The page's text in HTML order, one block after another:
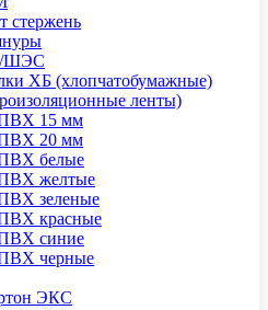
стержень
ШЭС
ХБ (хлопчатобумажные)
ленты)
15 мм
20 мм
белые
желтые
зеленые
красные
синие
черные
ЭКС